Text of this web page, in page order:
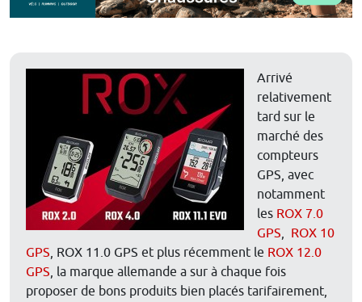
Arrivé
relativement
tard sur le
marché des
compteurs
GPS, avec
notamment
les ROX 7.0
GPS, ROX 10
GPS, ROX 11.0 GPS et plus récemment le ROX 12.0
GPS, la marque allemande a sur à chaque fois
proposer de bons produits bien placés tarifairement,